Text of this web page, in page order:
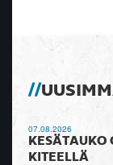
07.08.2026
KESÄTAUKO
KITEELLÄ